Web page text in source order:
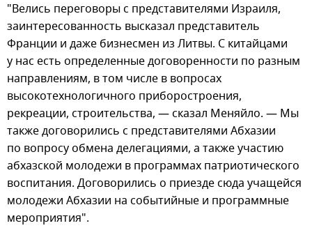
"Велись переговоры с представителями Израиля,
заинтересованность высказал представитель
Франции и даже бизнесмен из Литвы. С китайцами
у нас есть определенные договоренности по разным
направлениям, в том числе в вопросах
высокотехнологичного приборостроения,
рекреации, строительства, — сказал Меняйло. — Мы
также договорились с представителями Абхазии
по вопросу обмена делегациями, а также участию
абхазской молодежи в программах патриотического
воспитания. Договорились о приезде сюда учащейся
молодежи Абхазии на событийные и программные
мероприятия".